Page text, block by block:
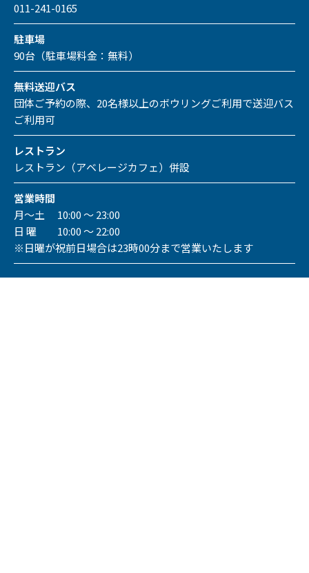
011-241-0165
駐車場
90台（駐車場料金：無料）
無料送迎バス
団体ご予約の際、20名様以上のボウリングご利用で送迎バス
ご利用可
レストラン
レストラン（アベレージカフェ）併設
営業時間
月～土 10:00 ～ 23:00
日 曜 10:00 ～ 22:00
※日曜が祝前日場合は23時00分まで営業いたします